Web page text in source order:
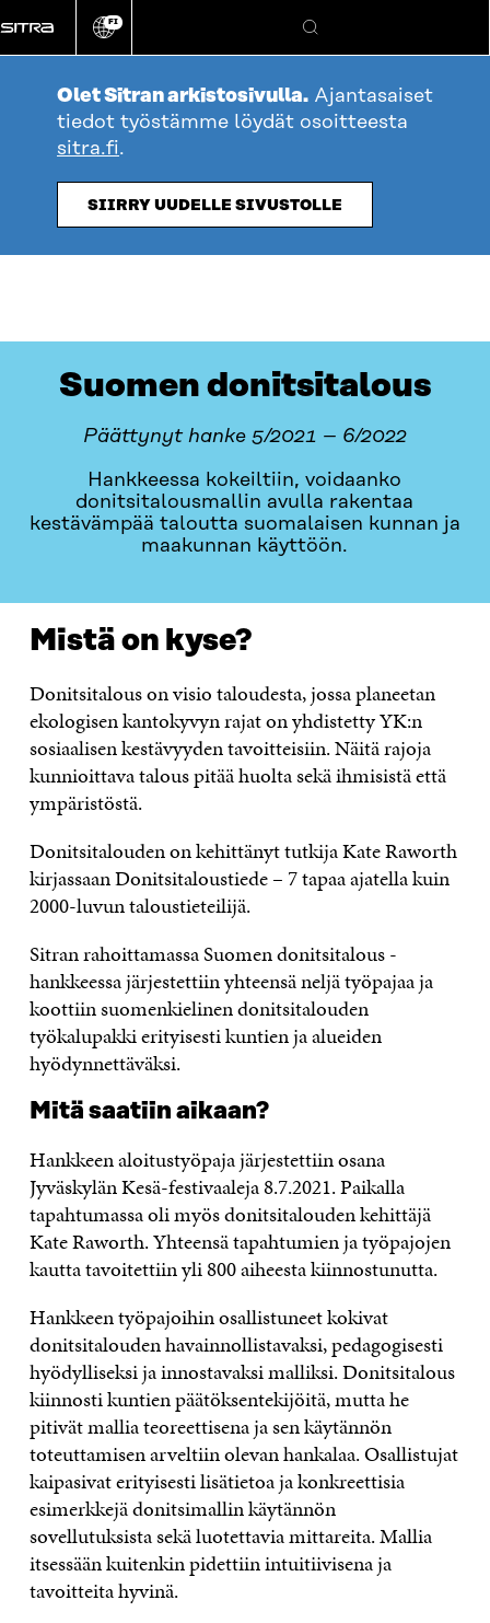
suoraan
sisältöön
Vaihda
kieli
FI
Hae
Olet Sitran arkistosivulla. Ajantasaiset
tiedot työstämme löydät osoitteesta
sitra.fi.
SIIRRY UUDELLE SIVUSTOLLE
Suomen donitsitalous
Päättynyt hanke 5/2021 – 6/2022
Hankkeessa kokeiltiin, voidaanko
donitsitalousmallin avulla rakentaa
kestävämpää taloutta suomalaisen kunnan ja
maakunnan käyttöön.
Mistä on kyse?
Donitsitalous on visio taloudesta, jossa planeetan
ekologisen kantokyvyn rajat on yhdistetty YK:n
sosiaalisen kestävyyden tavoitteisiin. Näitä rajoja
kunnioittava talous pitää huolta sekä ihmisistä että
ympäristöstä.
Donitsitalouden on kehittänyt tutkija Kate Raworth
kirjassaan Donitsitaloustiede – 7 tapaa ajatella kuin
2000-luvun taloustieteilijä.
Sitran rahoittamassa Suomen donitsitalous -
hankkeessa järjestettiin yhteensä neljä työpajaa ja
koottiin suomenkielinen donitsitalouden
työkalupakki erityisesti kuntien ja alueiden
hyödynnettäväksi.
Mitä saatiin aikaan?
Hankkeen aloitustyöpaja järjestettiin osana
Jyväskylän Kesä-festivaaleja 8.7.2021. Paikalla
tapahtumassa oli myös donitsitalouden kehittäjä
Kate Raworth. Yhteensä tapahtumien ja työpajojen
kautta tavoitettiin yli 800 aiheesta kiinnostunutta.
Hankkeen työpajoihin osallistuneet kokivat
donitsitalouden havainnollistavaksi, pedagogisesti
hyödylliseksi ja innostavaksi malliksi. Donitsitalous
kiinnosti kuntien päätöksentekijöitä, mutta he
pitivät mallia teoreettisena ja sen käytännön
toteuttamisen arveltiin olevan hankalaa. Osallistujat
kaipasivat erityisesti lisätietoa ja konkreettisia
esimerkkejä donitsimallin käytännön
sovellutuksista sekä luotettavia mittareita. Mallia
itsessään kuitenkin pidettiin intuitiivisena ja
tavoitteita hyvinä.